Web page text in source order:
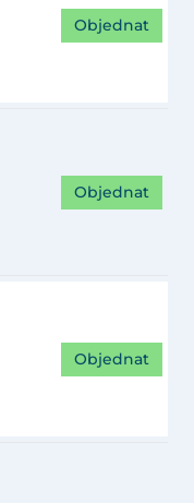
Objednat
Objednat
Objednat